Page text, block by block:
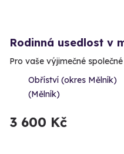
Rodinná usedlost v
Pro vaše výjimečné
Obříství (okres Mělník)
(Mělník)
3 600 Kč